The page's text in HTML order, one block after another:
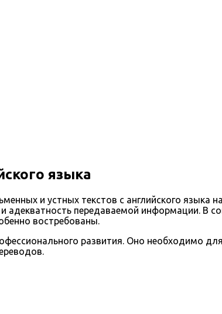
языка
и устных текстов с английского языка
передаваемой информации. В
востребованы.
развития. Оно необходимо